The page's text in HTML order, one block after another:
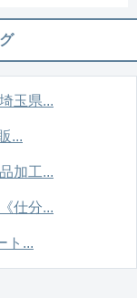
玉県...
...
加工...
仕分...
ト...